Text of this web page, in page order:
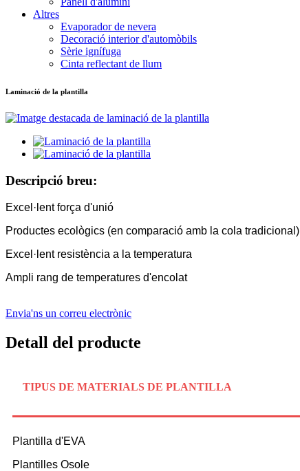
Altres
Evaporador de nevera
Decoració interior d'automòbils
Sèrie ignífuga
Cinta reflectant de llum
Laminació de la plantilla
Descripció breu:
Excel·lent força d'unió
Productes ecològics (en comparació amb la cola tradicional)
Excel·lent resistència a la temperatura
Ampli rang de temperatures d'encolat
Envia'ns un correu electrònic
Detall del producte
TIPUS DE MATERIALS DE PLANTILLA
Plantilla d'EVA
Plantilles Osole